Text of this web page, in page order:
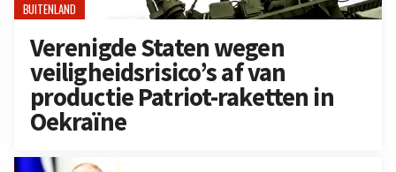
BUITENLAND
Verenigde Staten wegen
veiligheidsrisico’s af van
productie Patriot-raketten in
Oekraïne